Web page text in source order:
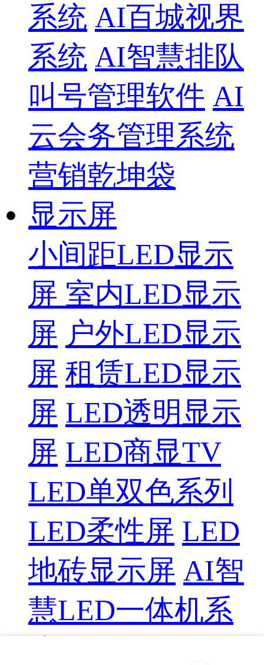
系统 AI百城视界
系统 AI智慧排队
叫号管理软件 AI
云会务管理系统
营销乾坤袋
显示屏
小间距LED显示
屏 室内LED显示
屏 户外LED显示
屏 租赁LED显示
屏 LED透明显示
屏 LED商显TV
LED单双色系列
LED柔性屏 LED
地砖显示屏 AI智
慧LED一体机系